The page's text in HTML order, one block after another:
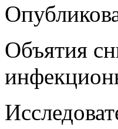
Объятия